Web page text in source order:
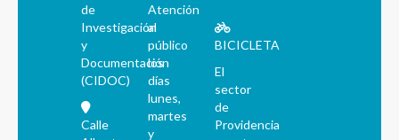
de
Investigación
y
Documentación
(CIDOC)
Calle
Atención
al
público
los
días
lunes,
martes
y
BICICLETA
El
sector
de
Providencia